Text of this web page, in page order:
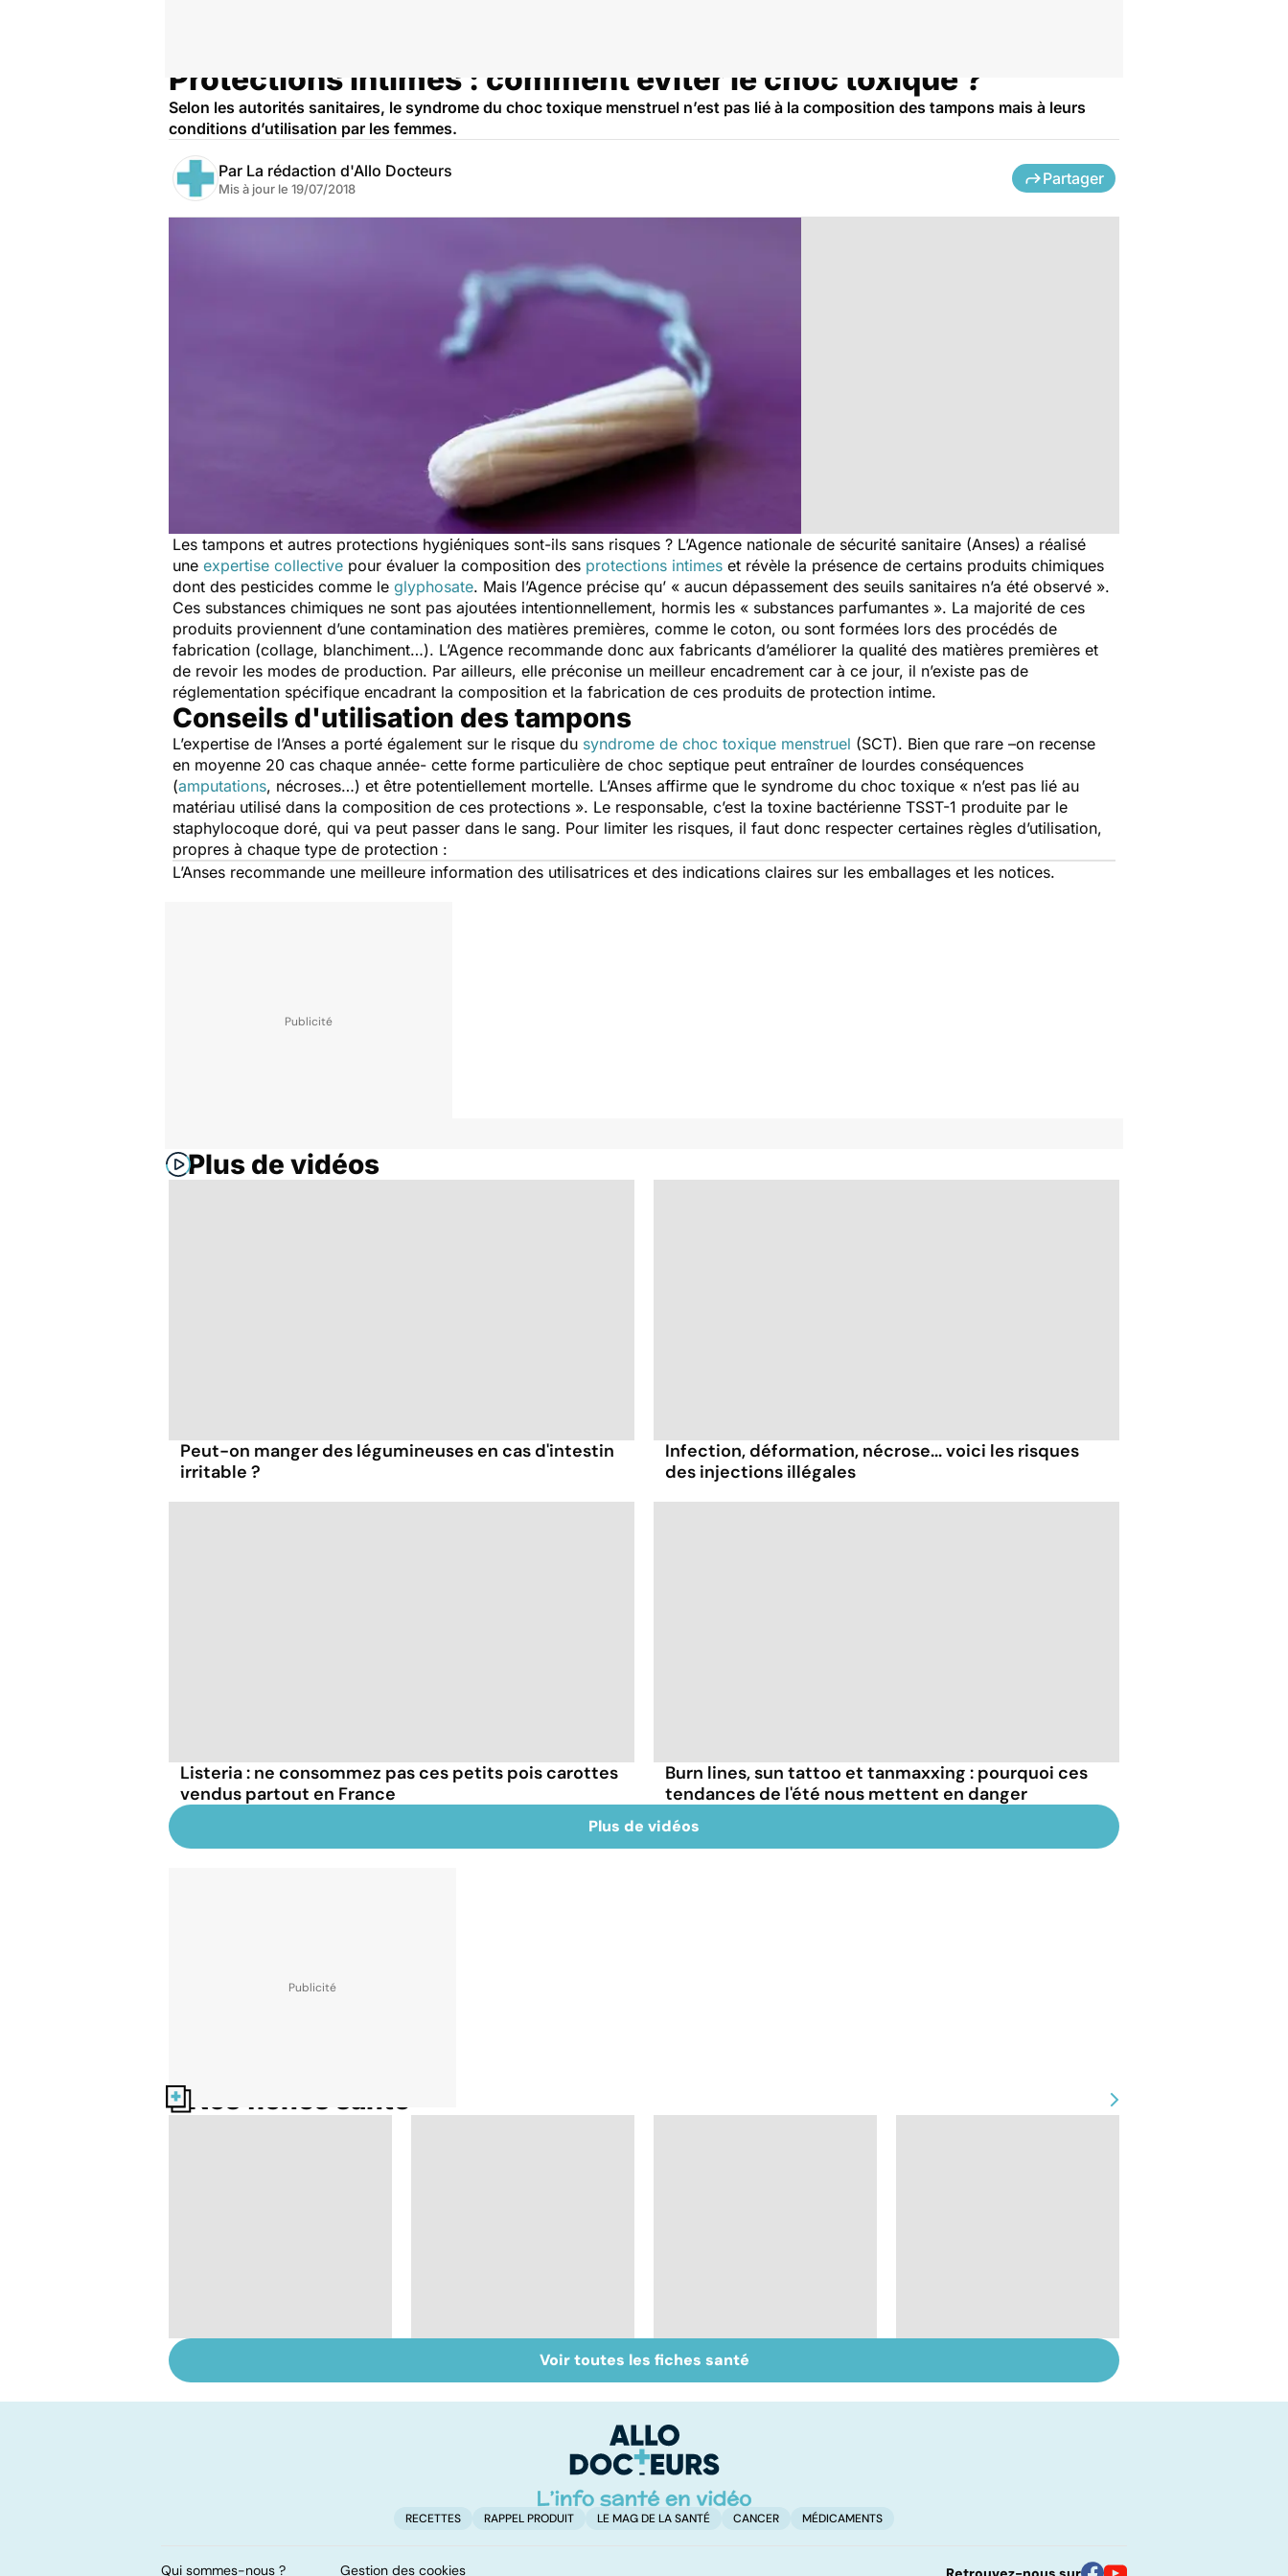
Protections intimes : comment éviter le choc toxique ?
Selon les autorités sanitaires, le syndrome du choc toxique menstruel n’est pas lié à la composition des tampons mais à leurs
conditions d’utilisation par les femmes.
Par La rédaction d'Allo Docteurs
Mis à jour le 19/07/2018
Partager
Les tampons et autres protections hygiéniques sont-ils sans risques ? L’Agence nationale de sécurité sanitaire (Anses) a réalisé
une expertise collective pour évaluer la composition des protections intimes et révèle la présence de certains produits chimiques
dont des pesticides comme le glyphosate. Mais l’Agence précise qu’ « aucun dépassement des seuils sanitaires n’a été observé ».
Ces substances chimiques ne sont pas ajoutées intentionnellement, hormis les « substances parfumantes ». La majorité de ces
produits proviennent d’une contamination des matières premières, comme le coton, ou sont formées lors des procédés de
fabrication (collage, blanchiment…). L’Agence recommande donc aux fabricants d’améliorer la qualité des matières premières et
de revoir les modes de production. Par ailleurs, elle préconise un meilleur encadrement car à ce jour, il n’existe pas de
réglementation spécifique encadrant la composition et la fabrication de ces produits de protection intime.
Conseils d'utilisation des tampons
L’expertise de l’Anses a porté également sur le risque du syndrome de choc toxique menstruel (SCT). Bien que rare –on recense
en moyenne 20 cas chaque année- cette forme particulière de choc septique peut entraîner de lourdes conséquences
(amputations, nécroses…) et être potentiellement mortelle. L’Anses affirme que le syndrome du choc toxique « n’est pas lié au
matériau utilisé dans la composition de ces protections ». Le responsable, c’est la toxine bactérienne TSST-1 produite par le
staphylocoque doré, qui va peut passer dans le sang. Pour limiter les risques, il faut donc respecter certaines règles d’utilisation,
propres à chaque type de protection :
L’Anses recommande une meilleure information des utilisatrices et des indications claires sur les emballages et les notices.
Plus de vidéos
Peut-on manger des légumineuses en cas d'intestin
irritable ?
Infection, déformation, nécrose... voici les risques
des injections illégales
Listeria : ne consommez pas ces petits pois carottes
vendus partout en France
Burn lines, sun tattoo et tanmaxxing : pourquoi ces
tendances de l'été nous mettent en danger
Plus de vidéos
Nos fiches santé
infections
Inflammation des
amygdales : que faire
Suicide : prévenir le
passage à l'acte
complexe
Voir toutes les fiches santé
RECETTES RAPPEL PRODUIT LE MAG DE LA SANTÉ CANCER MÉDICAMENTS
Qui sommes-nous ? Gestion des cookies